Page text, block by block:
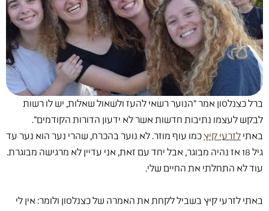
ברל כצנלסון אמר "הנוער רשאי להעז ולשאול שאלות, יש לו רשות
לבקש לעצמו נתיבות חדשות אשר לא ידעון הדורות הקודמים".
באתי לזרעי קיץכמו עוף מוזר. לא נוער בהכרח, שהרי נער הוא נער עד
גיל 18 אז נהיה מבוגר, אבל יחד עם זאת, אני עדיין לא מרגישה מבוגרת.
עוד לא התחלתי את החיים שלי.
באתי לזרעי קיץ בשביל לקחת את האמרה של כצנלסון ולומר: אין לי